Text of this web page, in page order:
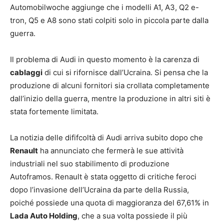
Automobilwoche aggiunge che i modelli A1, A3, Q2 e-
tron, Q5 e A8 sono stati colpiti solo in piccola parte dalla
guerra.
Il problema di Audi in questo momento è la carenza di
cablaggi di cui si rifornisce dall’Ucraina. Si pensa che la
produzione di alcuni fornitori sia crollata completamente
dall’inizio della guerra, mentre la produzione in altri siti è
stata fortemente limitata.
La notizia delle dififcoltà di Audi arriva subito dopo che
Renault ha annunciato che fermerà le sue attività
industriali nel suo stabilimento di produzione
Autoframos. Renault è stata oggetto di critiche feroci
dopo l’invasione dell’Ucraina da parte della Russia,
poiché possiede una quota di maggioranza del 67,61% in
Lada Auto Holding, che a sua volta possiede il più